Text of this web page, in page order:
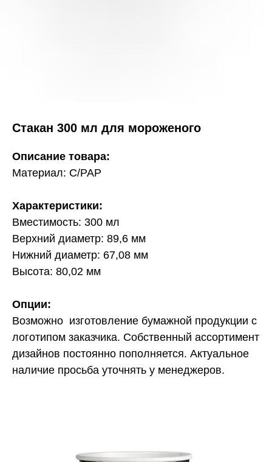
Стакан 300 мл для мороженого
Описание товара:
Материал: C/PAP
Характеристики:
Вместимость: 300 мл
Верхний диаметр: 89,6 мм
Нижний диаметр: 67,08 мм
Высота: 80,02 мм
Опции:
Возможно изготовление бумажной продукции с
логотипом заказчика. Собственный ассортимент
дизайнов постоянно пополняется. Актуальное
наличие просьба уточнять у менеджеров.